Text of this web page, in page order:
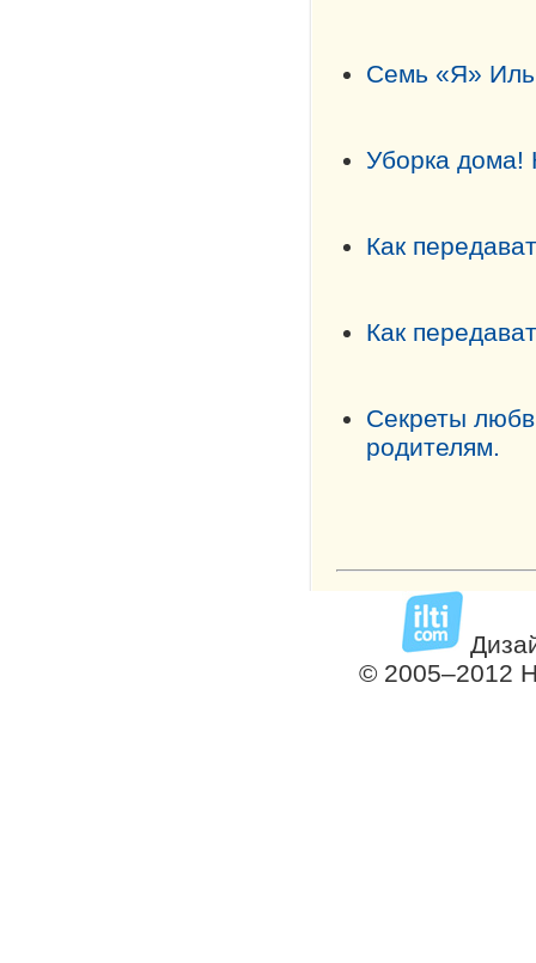
Семь «Я»
Уборка дома!
Как
Как
Секреты
родителям.
© 2005–2012